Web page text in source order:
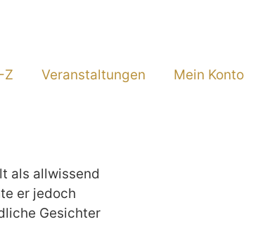
Z Veranstaltungen Mein Konto
als allwissend
er jedoch
Gesichter